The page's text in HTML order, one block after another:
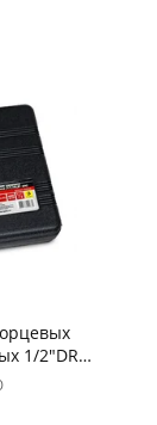
1/2"DR
AVS